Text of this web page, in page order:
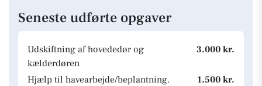
Seneste udførte opgaver
Udskiftning af hovededør og
kælderdøren
3.000 kr.
Hjælp til havearbejde/beplantning.
1.500 kr.